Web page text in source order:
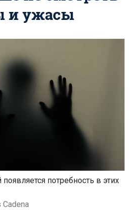
и ужасы
потребность в этих